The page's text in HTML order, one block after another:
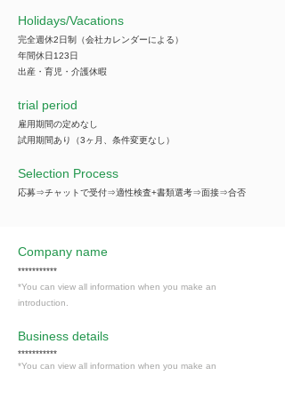
​Holidays/Vacations
完全週休2日制（会社カレンダーによる）
年間休日123日
出産・育児・介護休暇
trial period
雇用期間の定めなし
試用期間あり（3ヶ月、条件変更なし）
Selection Process
応募⇒チャットで受付⇒適性検査+書類選考⇒面接⇒合否
Company name
***********
*You can view all information when you make an
introduction.
​Business details
***********
*You can view all information when you make an